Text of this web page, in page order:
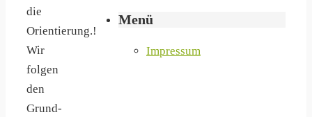
die
Orientierung.!
Wir
folgen
den
Grund-
Menü
Impressum